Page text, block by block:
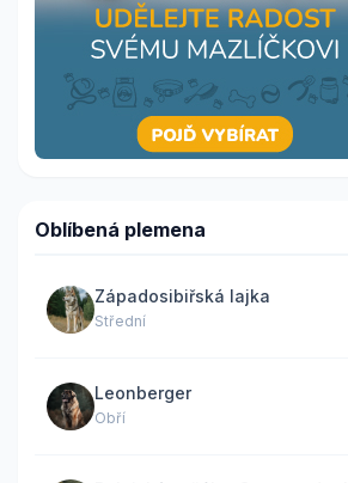
Oblíbená plemena
Západosibiřská lajka
Střední
Leonberger
Obří